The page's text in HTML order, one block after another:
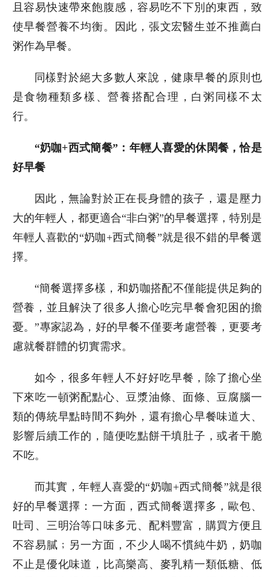
且容易快速帶來飽腹感，容易吃不下別的東西，致
使早餐營養不均衡。因此，張文宏醫生並不推薦白
粥作為早餐。
同樣對於絕大多數人來說，健康早餐的原則也
是食物種類多樣、營養搭配合理，白粥同樣不太
行。
“奶咖+西式簡餐”：年輕人喜愛的休閑餐，恰是
好早餐
因此，無論對於正在長身體的孩子，還是壓力
大的年輕人，都更適合“非白粥”的早餐選擇，特別是
年輕人喜歡的“奶咖+西式簡餐”就是很不錯的早餐選
擇。
“簡餐選擇多樣，和奶咖搭配不僅能提供足夠的
營養，並且解決了很多人擔心吃完早餐會犯困的擔
憂。”專家認為，好的早餐不僅要考慮營養，更要考
慮就餐群體的切實需求。
如今，很多年輕人不好好吃早餐，除了擔心坐
下來吃一頓粥配點心、豆漿油條、面條、豆腐腦一
類的傳統早點時間不夠外，還有擔心早餐味道大、
影響后續工作的，隨便吃點餅干填肚子，或者干脆
不吃。
而其實，年輕人喜愛的“奶咖+西式簡餐”就是很
好的早餐選擇：一方面，西式簡餐選擇多，歐包、
吐司、三明治等口味多元、配料豐富，購買方便且
不容易膩﹔另一方面，不少人喝不慣純牛奶，奶咖
不止是優化味道，比高樂高、麥乳精一類低糖、低